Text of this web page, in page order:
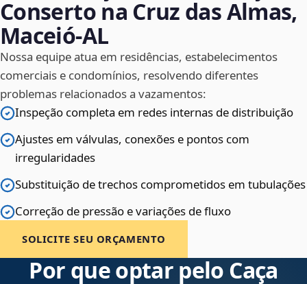
Conserto na Cruz das Almas,
Maceió‑AL
Nossa equipe atua em residências, estabelecimentos
comerciais e condomínios, resolvendo diferentes
problemas relacionados a vazamentos:
Inspeção completa em redes internas de distribuição
Ajustes em válvulas, conexões e pontos com
irregularidades
Substituição de trechos comprometidos em tubulações
Correção de pressão e variações de fluxo
SOLICITE SEU ORÇAMENTO
Por que optar pelo Caça